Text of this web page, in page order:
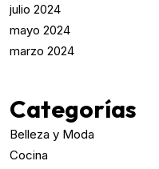
julio 2024
mayo 2024
marzo 2024
Categorías
Belleza y Moda
Cocina